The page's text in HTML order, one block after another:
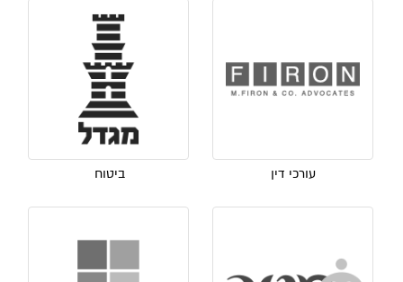
עורכי דין ביטוח